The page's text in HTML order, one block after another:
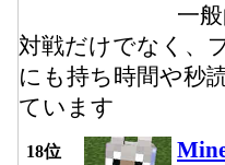
一
対戦だけでなく、
にも持ち時間や秒
ています
18位